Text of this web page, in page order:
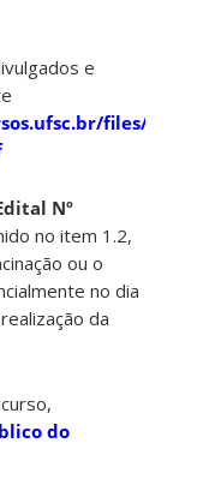
e
files/2022/
Nº
no item 1.2,
ou o
no dia
da
do